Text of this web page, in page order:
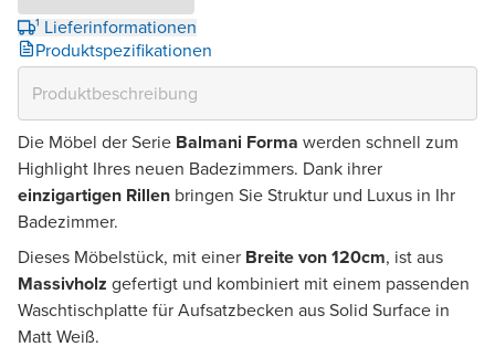
¹ Lieferinformationen
Produktspezifikationen
Die Möbel der Serie Balmani Forma werden schnell zum
Highlight Ihres neuen Badezimmers. Dank ihrer
einzigartigen Rillen bringen Sie Struktur und Luxus in Ihr
Badezimmer.
Dieses Möbelstück, mit einer Breite von 120cm, ist aus
Massivholz gefertigt und kombiniert mit einem passenden
Waschtischplatte für Aufsatzbecken aus Solid Surface in
Matt Weiß.